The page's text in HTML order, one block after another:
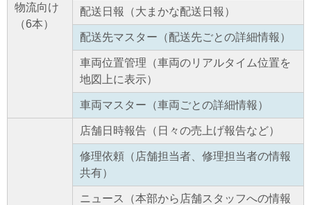
物流向け
（6本）
配送日報（大まかな配送日報）
配送先マスター（配送先ごとの詳細情報）
車両位置管理（車両のリアルタイム位置を
地図上に表示）
車両マスター（車両ごとの詳細情報）
店舗日時報告（日々の売上げ報告など）
修理依頼（店舗担当者、修理担当者の情報
共有）
ニュース（本部から店舗スタッフへの情報